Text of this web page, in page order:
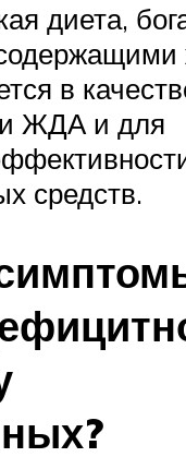
диета,
в
ЖДА и для
средств.